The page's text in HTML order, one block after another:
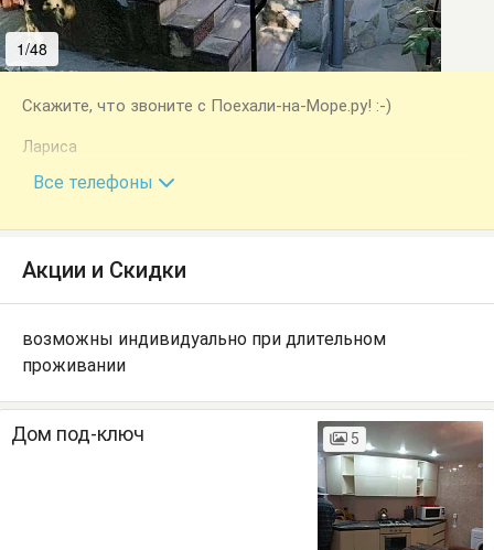
1/48
Скажите, что звоните с Поехали-на-Море.ру! :-)
Лариса
+7 (908) 732-69-07
Все телефоны
Акции и Скидки
возможны индивидуально при длительном
проживании
Дом под-ключ 5